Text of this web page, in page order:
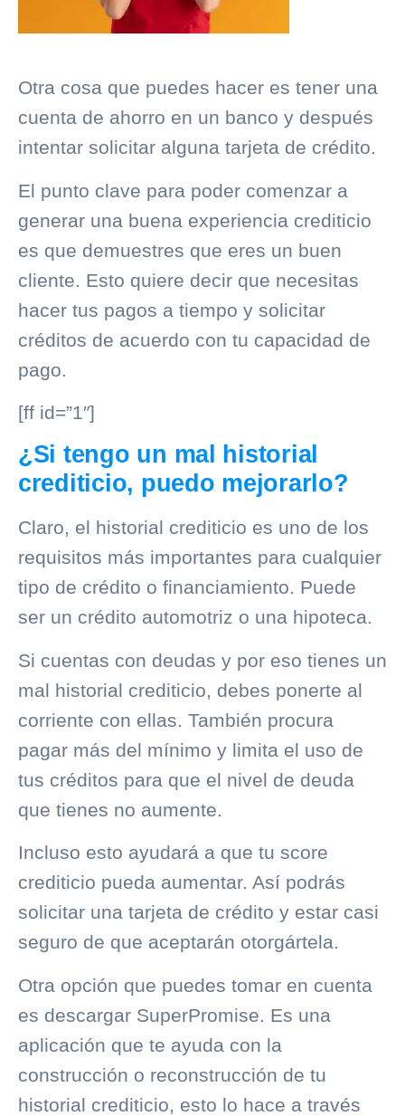
Otra cosa que puedes hacer es tener una
cuenta de ahorro en un banco y después
intentar solicitar alguna tarjeta de crédito.
El punto clave para poder comenzar a
generar una buena experiencia crediticio
es que demuestres que eres un buen
cliente. Esto quiere decir que necesitas
hacer tus pagos a tiempo y solicitar
créditos de acuerdo con tu capacidad de
pago.
[ff id=”1″]
¿Si tengo un mal historial
crediticio, puedo mejorarlo?
Claro, el historial crediticio es uno de los
requisitos más importantes para cualquier
tipo de crédito o financiamiento. Puede
ser un crédito automotriz o una hipoteca.
Si cuentas con deudas y por eso tienes un
mal historial crediticio, debes ponerte al
corriente con ellas. También procura
pagar más del mínimo y limita el uso de
tus créditos para que el nivel de deuda
que tienes no aumente.
Incluso esto ayudará a que tu score
crediticio pueda aumentar. Así podrás
solicitar una tarjeta de crédito y estar casi
seguro de que aceptarán otorgártela.
Otra opción que puedes tomar en cuenta
es descargar SuperPromise . Es una
aplicación que te ayuda con la
construcción o reconstrucción de tu
historial crediticio , esto lo hace a través